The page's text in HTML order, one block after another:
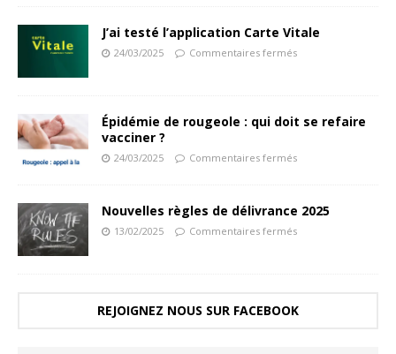
J’ai testé l’application Carte Vitale
24/03/2025 Commentaires fermés
Épidémie de rougeole : qui doit se refaire
vacciner ?
24/03/2025 Commentaires fermés
Nouvelles règles de délivrance 2025
13/02/2025 Commentaires fermés
REJOIGNEZ NOUS SUR FACEBOOK